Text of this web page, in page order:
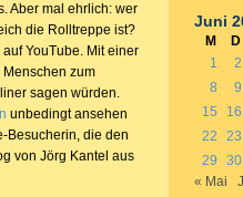
Aber mal ehrlich: wer
die Rolltreppe ist?
YouTube. Mit einer
zum
sagen würden.
unbedingt ansehen
Besucherin, die den
von Jörg Kantel aus
Juni
M D
1
2
8
9
15
16
22
23
29
30
« Mai